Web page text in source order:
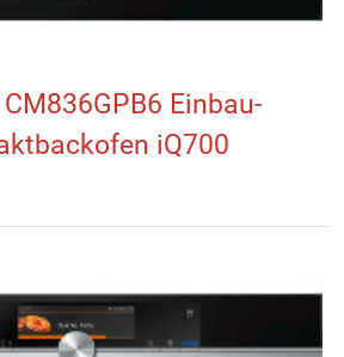
Einbau-
iQ700